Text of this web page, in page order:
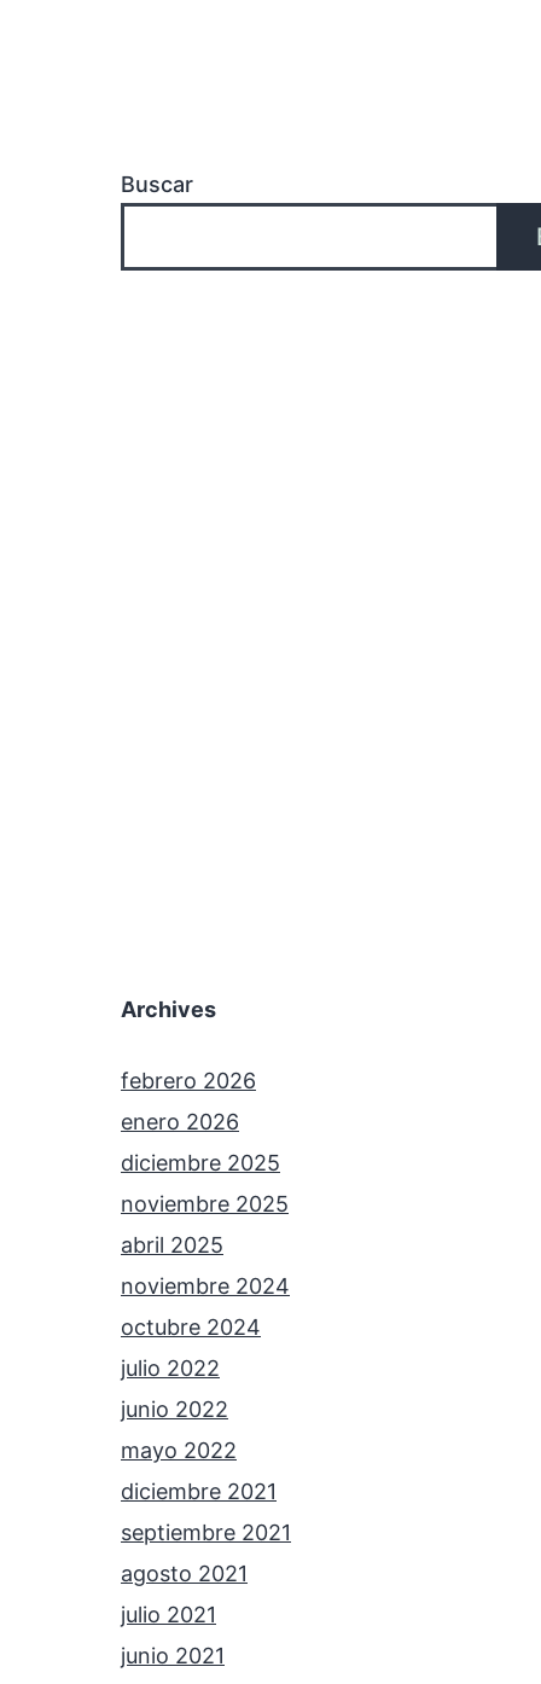
Buscar
Archives
febrero 2026
enero 2026
diciembre 2025
noviembre 2025
abril 2025
noviembre 2024
octubre 2024
julio 2022
junio 2022
mayo 2022
diciembre 2021
septiembre 2021
agosto 2021
julio 2021
junio 2021